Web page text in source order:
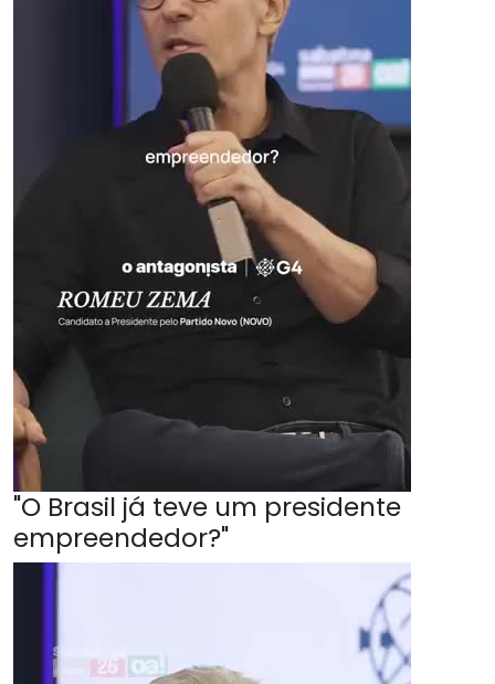
"O Brasil já teve um presidente
empreendedor?"